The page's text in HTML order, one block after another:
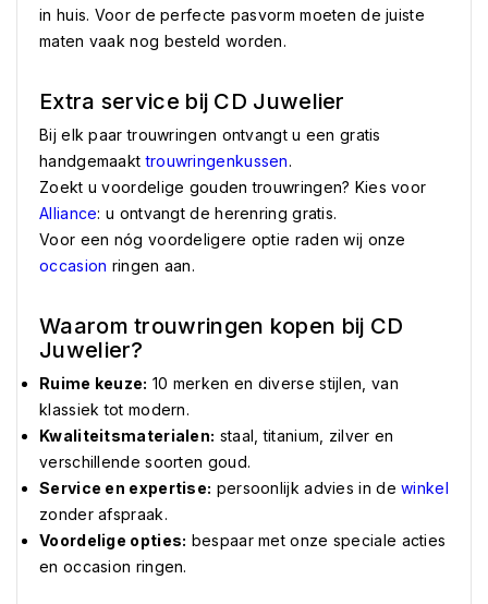
in huis. Voor de perfecte pasvorm moeten de juiste
maten vaak nog besteld worden.
Extra service bij CD Juwelier
Bij elk paar trouwringen ontvangt u een gratis
handgemaakttrouwringenkussen.
Zoekt u voordelige gouden trouwringen? Kies voor
Alliance: u ontvangt de herenring gratis.
Voor een nóg voordeligere optie raden wij onze
occasion ringen aan.
Waarom trouwringen kopen bij CD
Juwelier?
Ruime keuze: 10 merken en diverse stijlen, van
klassiek tot modern.
Kwaliteitsmaterialen: staal, titanium, zilver en
verschillende soorten goud.
Service en expertise: persoonlijk advies in dewinkel
zonder afspraak.
Voordelige opties: bespaar met onze speciale acties
en occasion ringen.